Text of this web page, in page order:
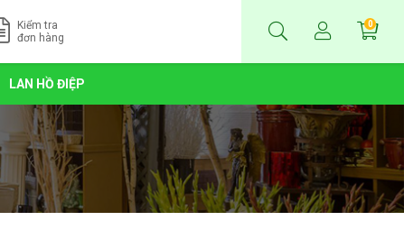
Kiểm tra
đơn hàng
0
LAN HỒ ĐIỆP